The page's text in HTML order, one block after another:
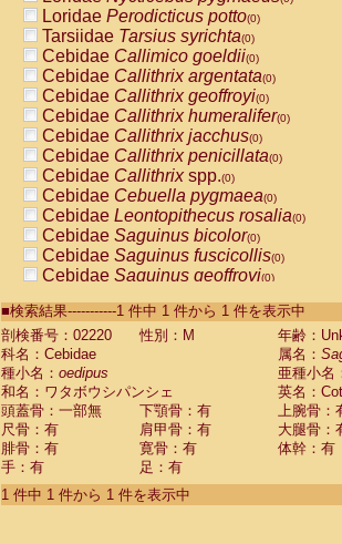
Loridae Perodicticus potto(0)
Tarsiidae Tarsius syrichta(0)
Cebidae Callimico goeldii(0)
Cebidae Callithrix argentata(0)
Cebidae Callithrix geoffroyi(0)
Cebidae Callithrix humeralifer(0)
Cebidae Callithrix jacchus(0)
Cebidae Callithrix penicillata(0)
Cebidae Callithrixspp.(0)
Cebidae Cebuella pygmaea(0)
Cebidae Leontopithecus rosalia(0)
Cebidae Saguinus bicolor(0)
Cebidae Saguinus fuscicollis(0)
Cebidae Saguinus geoffroyi(0)
CebidaeSaguinus labiatus(0)
Cebidae Saguinus leucopus (0)
Cebidae
Cebidae
CebidaeSaguinus nigricollis (0)
Cebidae Saguinus oedipus
Cebidae Saguinus weddelli
Cebidae Saguinusspp.
Cebidae Aotus trivirgatus
Cebidae Cebus albifrons
■検索結果-----------1 件中 1 件から 1 件を表示中
剖検番号：02220
性別：M
年齢：
科名：Cebidae
属名：
種小名： oedipus
亜種小名
和名：ワタボウシパンシェ
英名：
頭蓋骨：一部無
下顎骨：有
上腕骨：
尺骨：有
肩甲骨：有
大腿骨：
腓骨：有
寛骨：有
体幹：有
手：有
足：有
1 件中 1 件から 1 件を表示中